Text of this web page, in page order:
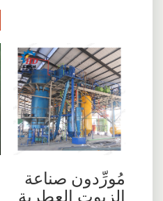
مُورِّدون صناعة
الزيوت العطرية